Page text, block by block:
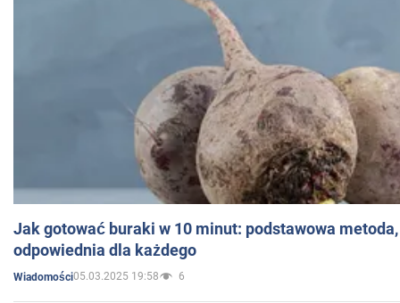
Jak gotować buraki w 10 minut: podstawowa
odpowiednia dla każdego
Wiadomości05.03.2025 19:58 6